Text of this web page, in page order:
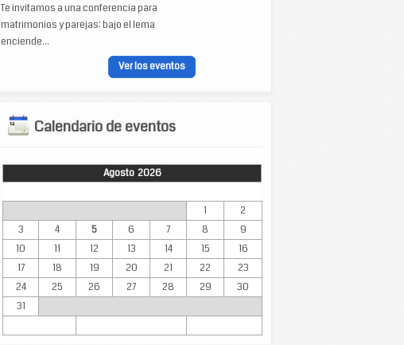
Te invitamos a una conferencia para
matrimonios y parejas: bajo el lema
enciende...
Ver los eventos
Calendario de eventos
Agosto 2026
1
2
3
4 5 6 7 8
9
10
11 12 13 14 15
16
17
18 19 20 21 22
23
24
25 26 27 28 29
30
31